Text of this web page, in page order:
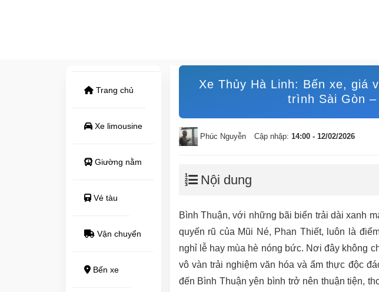
Trang chủ
Xe limousine
Giường nằm
Vé tàu
Vận chuyển
Bến xe
Xe Thủy Hà Linh: Bến xe, giá
trình Sài Gòn
Phúc Nguyễn Cập nhập: 14:00 - 12/02/2026
Nội dung
Bình Thuận, với những bãi biển trải dài xanh
quyến rũ của Mũi Né, Phan Thiết, luôn là
nghỉ lễ hay mùa hè nóng bức. Nơi đây không
vô vàn trải nghiệm văn hóa và ẩm thực độc
đến Bình Thuận yên bình trở nên thuận tiện,